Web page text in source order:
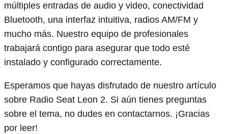
múltiples entradas de audio y video, conectividad
Bluetooth, una interfaz intuitiva, radios AM/FM y
mucho más. Nuestro equipo de profesionales
trabajará contigo para asegurar que todo esté
instalado y configurado correctamente.
Esperamos que hayas disfrutado de nuestro artículo
sobre Radio Seat Leon 2. Si aún tienes preguntas
sobre el tema, no dudes en contactarnos. ¡Gracias
por leer!